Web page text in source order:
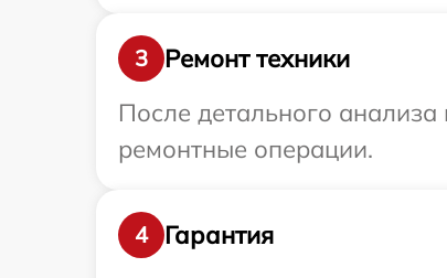
3
Ремонт техники
После детального
ремонтные операции.
4
Гарантия